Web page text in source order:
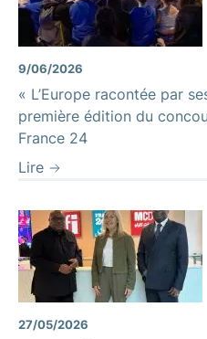
9/06/2026
« L’Europe racontée par
première édition du
France 24
Lire
27/05/2026